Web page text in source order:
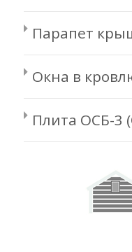
Парапет
Окна в
Плита ОСБ-3